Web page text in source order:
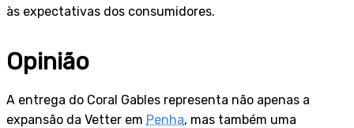
às expectativas dos consumidores.
Opinião
A entrega do Coral Gables representa não apenas a
expansão da Vetter em Penha, mas também uma